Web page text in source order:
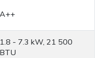
A++
1.8 - 7.3 kW, 21 500
BTU